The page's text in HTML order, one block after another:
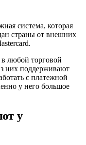
система, которая
страны от внешних
любой торговой
них поддерживают
с платежной
у него большое
у